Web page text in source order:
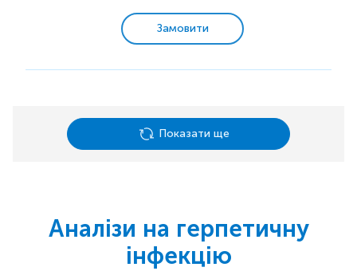
Замовити
Показати ще
Аналізи на герпетичну
інфекцію